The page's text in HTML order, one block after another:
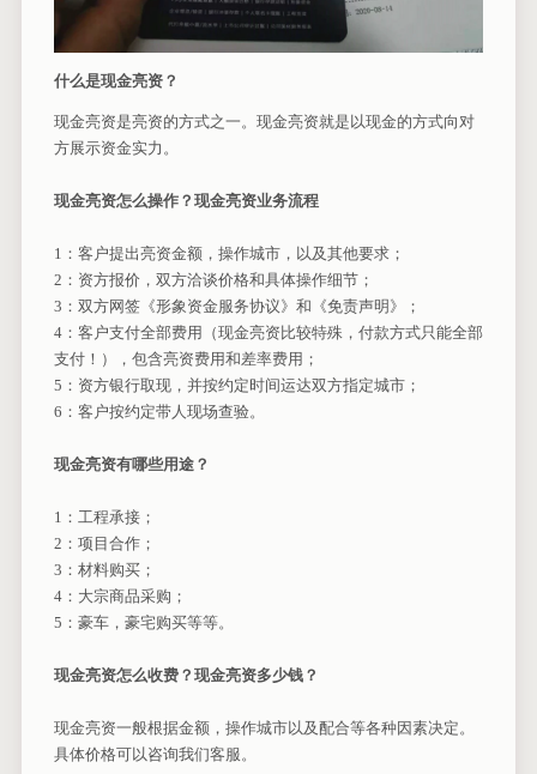
什么是现金亮资？
现金亮资是亮资的方式之一。现金亮资就是以现金的方式向对
方展示资金实力。
现金亮资怎么操作？现金亮资业务流程
1：客户提出亮资金额，操作城市，以及其他要求；
2：资方报价，双方洽谈价格和具体操作细节；
3：双方网签《形象资金服务协议》和《免责声明》；
4：客户支付全部费用（现金亮资比较特殊，付款方式只能全部
支付！），包含亮资费用和差率费用；
5：资方银行取现，并按约定时间运达双方指定城市；
6：客户按约定带人现场查验。
现金亮资有哪些用途？
1：工程承接；
2：项目合作；
3：材料购买；
4：大宗商品采购；
5：豪车，豪宅购买等等。
现金亮资怎么收费？现金亮资多少钱？
现金亮资一般根据金额，操作城市以及配合等各种因素决定。
具体价格可以咨询我们客服。